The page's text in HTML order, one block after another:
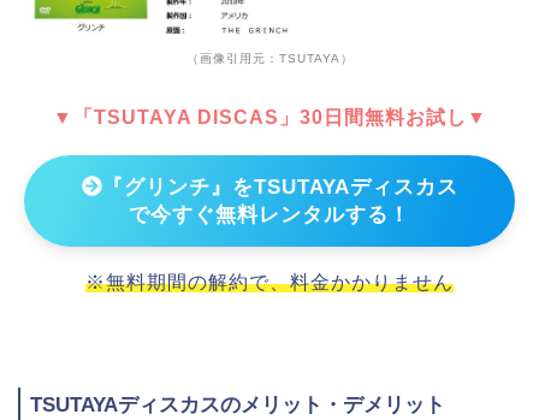
（画像引用元：TSUTAYA）
▼「TSUTAYA DISCAS」30日間無料お試し▼
『グリンチ』をTSUTAYAディスカス
で今すぐ無料レンタルする！
※無料期間の解約で、料金かかりません
TSUTAYAディスカスのメリット・デメリット